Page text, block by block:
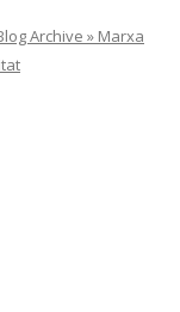
Archive » Marxa